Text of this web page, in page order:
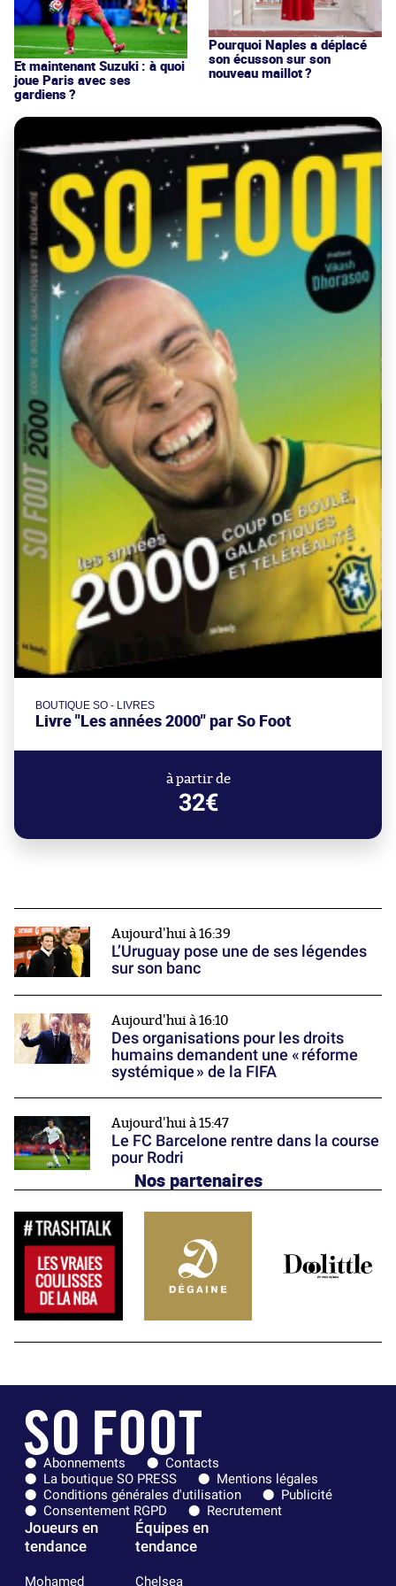
Et maintenant Suzuki : à quoi
joue Paris avec ses
gardiens ?
Pourquoi Naples a déplacé
son écusson sur son
nouveau maillot ?
BOUTIQUE SO - LIVRES
Livre "Les années 2000" par So Foot
à partir de
32€
Aujourd'hui à 16:39
L’Uruguay pose une de ses légendes
sur son banc
Aujourd'hui à 16:10
Des organisations pour les droits
humains demandent une « réforme
systémique » de la FIFA
Aujourd'hui à 15:47
Le FC Barcelone rentre dans la course
pour Rodri
Nos partenaires
Abonnements
Contacts
La boutique SO PRESS
Mentions légales
Conditions générales d'utilisation
Publicité
Consentement RGPD
Recrutement
Joueurs en
tendance
Mohamed
Équipes en
tendance
Chelsea